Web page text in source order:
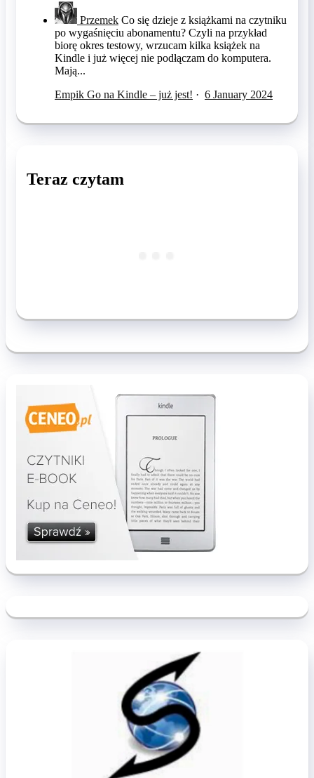
Przemek Co się dzieje z książkami na czytniku
po wygaśnięciu abonamentu? Czyli na przykład
biorę okres testowy, wrzucam kilka książek na
Kindle i już więcej nie podłączam do komputera.
Mają...
Empik Go na Kindle – już jest! · 6 January 2024
Teraz czytam